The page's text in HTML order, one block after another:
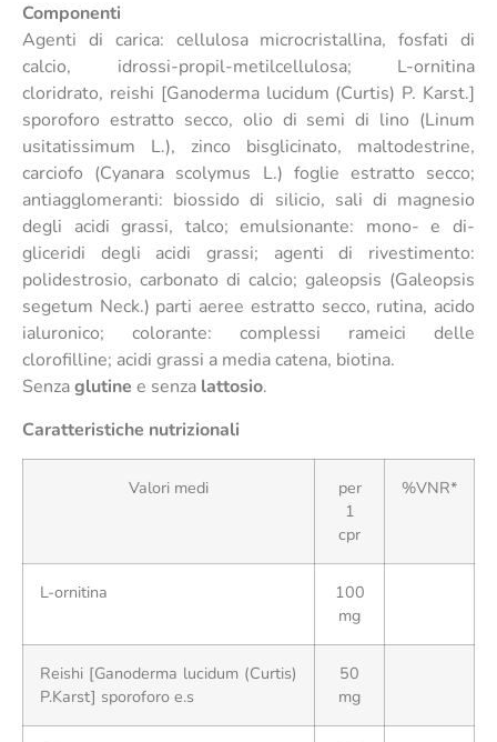
Componenti
Agenti di carica: cellulosa microcristallina, fosfati di
calcio, idrossi-propil-metilcellulosa; L-ornitina
cloridrato, reishi [Ganoderma lucidum (Curtis) P. Karst.]
sporoforo estratto secco, olio di semi di lino (Linum
usitatissimum L.), zinco bisglicinato, maltodestrine,
carciofo (Cyanara scolymus L.) foglie estratto secco;
antiagglomeranti: biossido di silicio, sali di magnesio
degli acidi grassi, talco; emulsionante: mono- e di-
gliceridi degli acidi grassi; agenti di rivestimento:
polidestrosio, carbonato di calcio; galeopsis (Galeopsis
segetum Neck.) parti aeree estratto secco, rutina, acido
ialuronico; colorante: complessi rameici delle
clorofilline; acidi grassi a media catena, biotina.
Senzaglutine e senza lattosio.
Caratteristiche nutrizionali
Valori medi
per
1
cpr
%VNR*
L-ornitina
100
mg
Reishi [Ganoderma lucidum (Curtis)
P.Karst] sporoforo e.s
50
mg